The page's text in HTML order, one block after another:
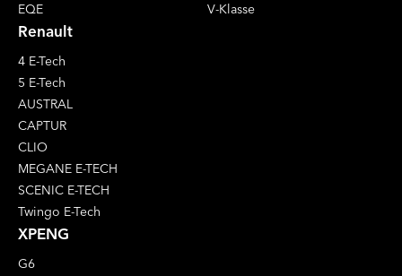
EQE
V-Klasse
Renault
4 E-Tech
5 E-Tech
AUSTRAL
CAPTUR
CLIO
MEGANE E-TECH
SCENIC E-TECH
Twingo E-Tech
XPENG
G6